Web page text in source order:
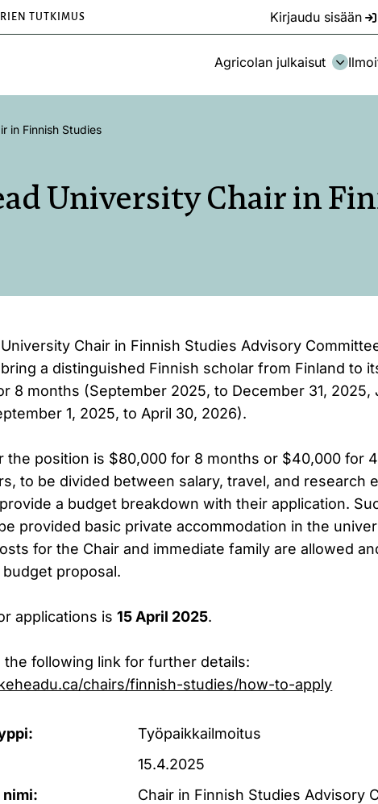
TUTKIMUS Kirjaudu sisään
Agricolan julkaisut
in Finnish Studies
University Chair in
Chair in Finnish Studies Advisory
a distinguished Finnish scholar from Finland to
8 months (September 2025, to December 31, 2025,
1, 2025, to April 30, 2026).
the position is $80,000 for 8 months or $40,000 for
to be divided between salary, travel, and research
a budget breakdown with their application.
provided basic private accommodation in the
for the Chair and immediate family are allowed
proposal.
applications is15 April 2025.
the following link for further details:
chairs/finnish-studies/how-to-apply
Työpaikkailmoitus
15.4.2025
Chair in Finnish Studies Advisory